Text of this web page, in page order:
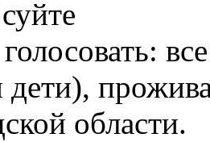
области.